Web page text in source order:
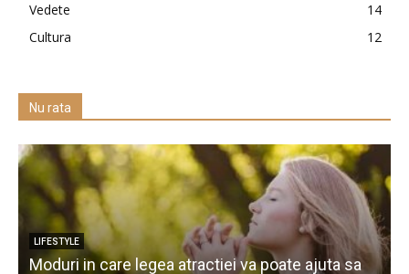
Vedete
14
Cultura
12
Nu rata
LIFESTYLE
Moduri in care legea atractiei va poate ajuta sa